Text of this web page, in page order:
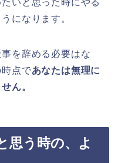
になります。
を辞める必要はな
点であなたは無理に
ん。
思う時の、よ